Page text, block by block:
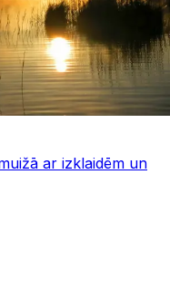
ar izklaidēm un